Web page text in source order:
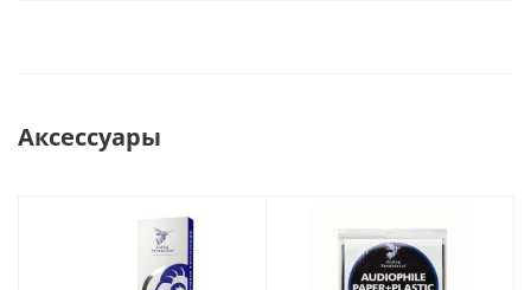
Аксессуары